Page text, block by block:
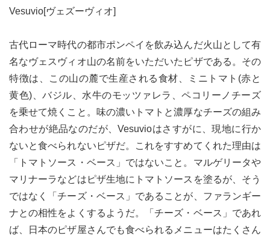
Vesuvio[ヴェズーヴィオ]
古代ローマ時代の都市ポンペイを飲み込んだ火山として有
名なヴェスヴィオ山の名前をいただいたピザである。その
特徴は、この山の麓で生産される食材、ミニトマト(赤と
黄色)、バジル、水牛のモッツァレラ、ペコリーノチーズ
を乗せて焼くこと。味の濃いトマトと濃厚なチーズの組み
合わせが絶品なのだが、Vesuvioはさすがに、現地に行か
ないと食べられないピザだ。これをすすめてくれた理由は
「トマトソース・ベース」ではないこと。マルゲリータや
マリナーラなどはピザ生地にトマトソースを塗るが、そう
ではなく「チーズ・ベース」であることが、ファランギー
ナとの相性をよくするようだ。「チーズ・ベース」であれ
ば、日本のピザ屋さんでも食べられるメニューはたくさん